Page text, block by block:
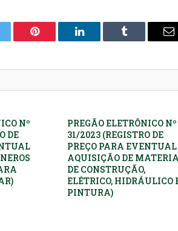
Pinterest LinkedIn Tumblr
E-
Nº
DE
PREGÃO ELETRÔNICO Nº
31/2023 (REGISTRO DE
PREÇO PARA EVENTUAL
AQUISIÇÃO DE
DE CONSTRUÇÃO,
ELÉTRICO, HIDRÁULICO
PINTURA)